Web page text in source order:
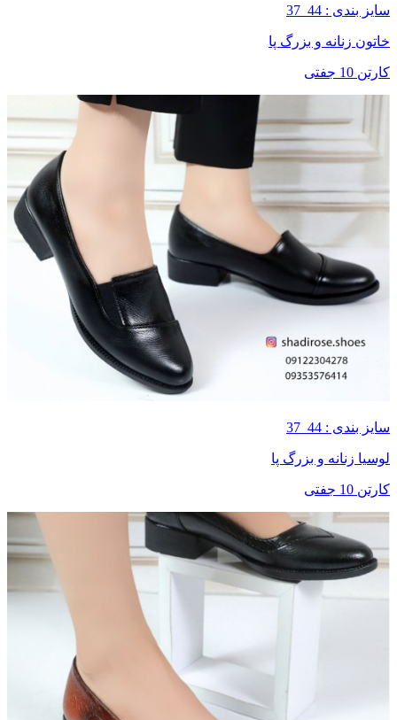
سایز بندی : 44_37
خاتون زنانه و بزرگ پا
کارتن 10 جفتی
سایز بندی : 44_37
لوسیا زنانه و بزرگ پا
کارتن 10 جفتی